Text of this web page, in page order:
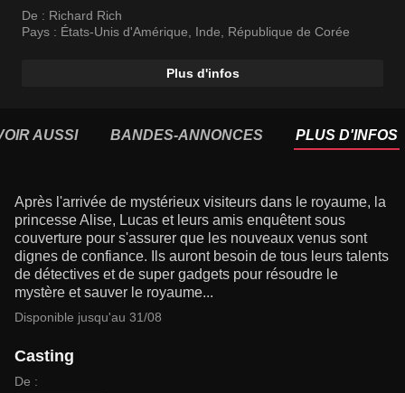
De : Richard Rich
Pays : États-Unis d'Amérique, Inde, République de Corée
Plus d'infos
AUSSI BANDES-ANNONCES PLUS D'INFOS
Après l'arrivée de mystérieux visiteurs dans le royaume, la
princesse Alise, Lucas et leurs amis enquêtent sous
couverture pour s'assurer que les nouveaux venus sont
dignes de confiance. Ils auront besoin de tous leurs talents
de détectives et de super gadgets pour résoudre le
mystère et sauver le royaume...
Disponible jusqu'au 31/08
Casting
De :